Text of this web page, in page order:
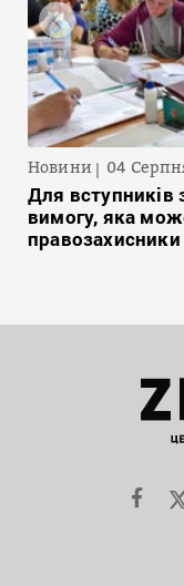
Новини 04
Для вступників
вимогу, яка
правозахисники